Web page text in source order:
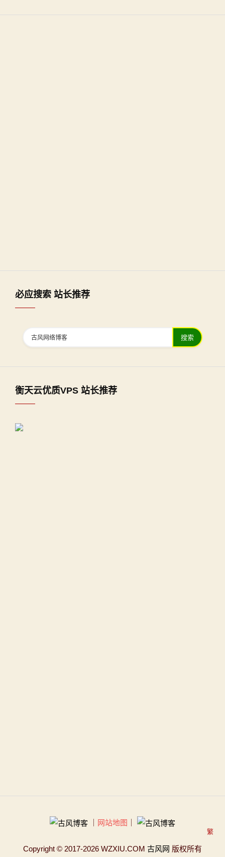
必应搜索 站长推荐
搜索
衡天云优质VPS 站长推荐
网站地图
Copyright © 2017-2026 WZXIU.COM 古风网 版权所有
繁